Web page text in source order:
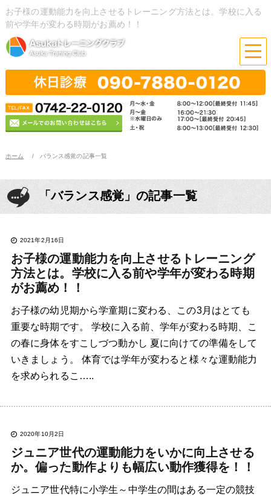
お子様の運動能力を向上させるトレーニング方法とは。学校に入る
前や学年が変わる時期がお薦め！！
ホーム バランス感覚の記事一覧
「バランス感覚」の記事一覧
2021年2月16日
お子様の運動能力を向上させるトレーニング
方法とは。学校に入る前や学年が変わる時期
がお薦め！！
お子様の幼児期から学童期に変わる、この3月はとても
重要な時期です。 学校に入る前、学年が変わる時期、こ
の春に身体をすこしづつ動かし 夏に向けての準備をして
いきましょう。 体育では学年が変わると様々な運動能力
を求められるこ…..
2020年10月2日
ジュニア世代の運動能力をいかに向上させる
か。偏った動作よりも幅広い動作獲得を！！
ジュニア世代特に小学生～中学生の間はある一定の競技